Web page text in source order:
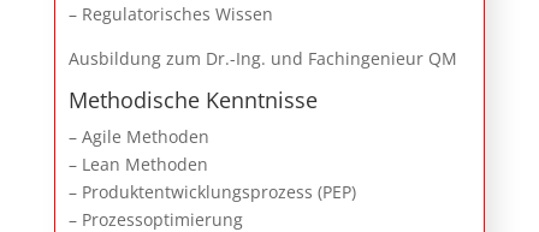
– Regulatorisches Wissen
Ausbildung zum Dr.-Ing. und Fachingenieur QM
Methodische Kenntnisse
– Agile Methoden
– Lean Methoden
– Produktentwicklungsprozess (PEP)
– Prozessoptimierung